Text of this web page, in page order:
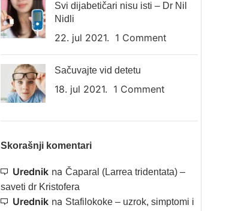
Svi dijabetičari nisu isti – Dr Nil
Nidli
22. jul 2021. 1 Comment
Sačuvajte vid detetu
18. jul 2021. 1 Comment
Skorašnji komentari
Urednikna Čaparal (Larrea tridentata) –
saveti dr Kristofera
Urednikna Stafilokoke – uzrok, simptomi i